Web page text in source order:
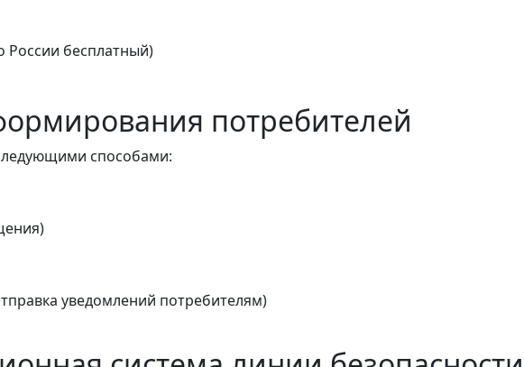
России бесплатный)
потребителей
способами:
уведомлений потребителям)